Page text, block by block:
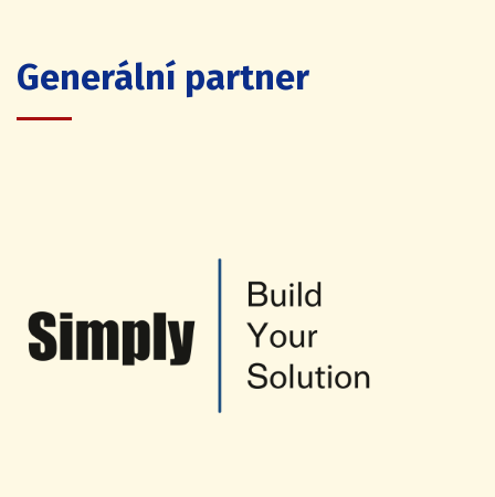
Generální partner